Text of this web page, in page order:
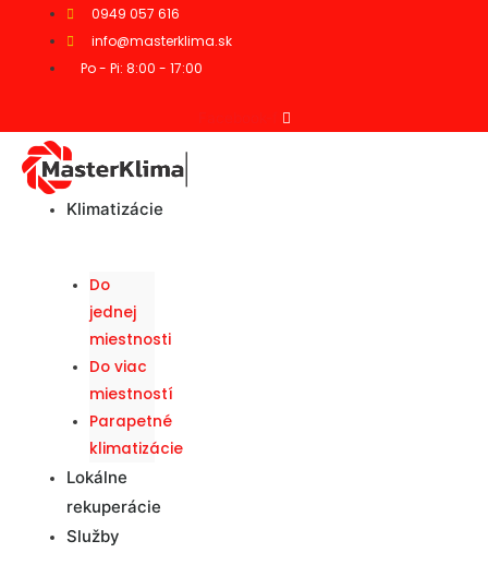
0949 057 616
info@masterklima.sk
Po - Pi: 8:00 - 17:00
Klimatizácie
Do
jednej
miestnosti
Do viac
miestností
Parapetné
klimatizácie
Lokálne
rekuperácie
Služby